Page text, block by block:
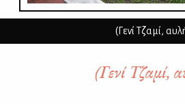
(Γενί Τζαμί,
(Γενί Τζαμί,